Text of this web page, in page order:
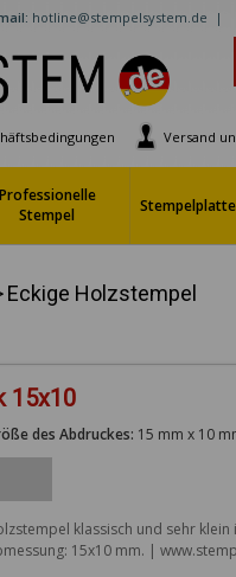
hotline@stempelsystem.de |
Versand
Professionelle
Stempel
Stempelplatte
Eckige Holzstempel
15x10
des Abdruckes: 15 mm x 10
klassisch und sehr klein
15x10 mm. |